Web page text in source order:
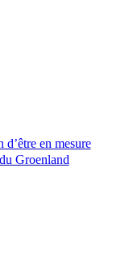
d’être en mesure
Groenland